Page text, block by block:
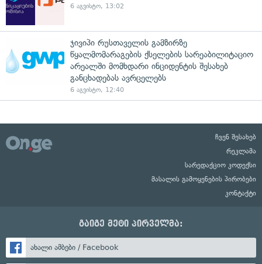
6 აგვისტო, 13:02
ჯივიპი რუსთაველის გამზირზე
წყალმომარაგების ქსელების სარეაბილიტაციო
არეალში მომხდარი ინციდენტის შესახებ
განცხადებას ავრცელებს
6 აგვისტო, 12:40
ჩვენ შესახებ
რეკლამა
სარედაქციო კოდექსი
მასალის გამოყენების პირობები
კონტაქტი
გაიგე მეტი პირველმა:
ახალი ამბები / Facebook